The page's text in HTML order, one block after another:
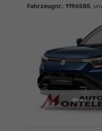
Fahrzeugnr.: 1196585,